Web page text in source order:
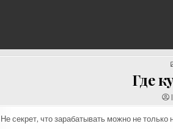
Где
Не секрет, что зарабатывать можно не